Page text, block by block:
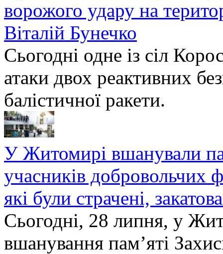
ворожого удару на
Віталій Бунечко
Сьогодні одне із сіл
атаки двох реактивних
балістичної ракети.
У Житомирі вшанували
учасників добровольчих
які були страчені,
Сьогодні, 28 липня, у
вшанування пам’яті